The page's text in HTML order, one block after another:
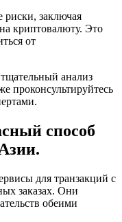
риски, заключая
криптовалюту. Это
от
анализ
проконсультируйтесь
способ
для транзакций с
заказах. Они
обеими